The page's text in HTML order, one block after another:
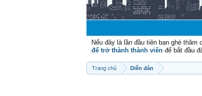
Nếu đây là lần đầu tiên bạn ghé
để trở thành thành viên để bắt đầu
Trang chủ Diễn đàn